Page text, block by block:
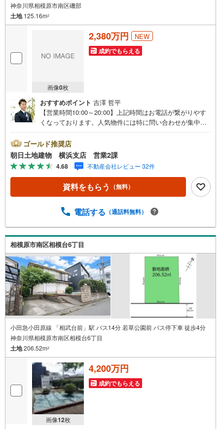
神奈川県相模原市南区磯部
土地125.16m2
画像0枚
2,380万円 NEW
成約でもらえる
おすすめポイント 吉澤 哲平
【営業時間10:00～20:00】上記時間はお電話が繋がりやす
くなっております。人気物件には特に問い合わせが集中す
る」ボタンよりご予約いただくとご見学がスムーズです。
【コロナウイルス予防対策実施中】・ご入店時の検温とア
ルコール除菌を設置しております。・接客ブースでは、お
席の間隔を通常より広くお取りします。・全営業車に乗降
車時の消毒、除菌シート等を常備しております。・物件見
学用に使い捨てスリッパ・使い捨て手袋をご用意します。
隙間時間でご来店いただけます。・DVDやおもちゃのある
なく！授乳室やおむつ交換室も備えております。【とこと
ん納得】創業38周年の実績。東京・神奈川・埼玉エリアに1
3店舗展開中です。契約件数5万件を突破した、経験と実績
でお客様により良いご提案をするとともに、私たちはお客
様に安心と安全を提供する自信があります。
ゴールド推奨店
朝日土地建物 横浜支店 営業2課
4.68 不動産会社レビュー 32件
資料をもらう （無料）
電話する （通話料無料）
相模原市南区相模台6丁目
小田急小田原線 「相武台前」駅 バス14分 若草公園前 バス停下車 徒歩4分
神奈川県相模原市南区相模台6丁目
土地206.52m2
画像12枚
4,200万円
成約でもらえる